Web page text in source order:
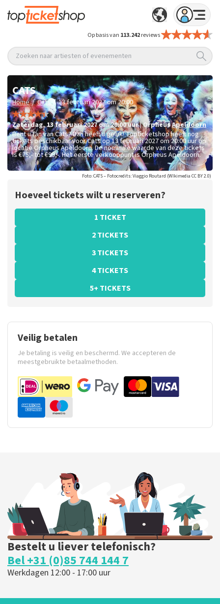
Op basis van 113.242reviews
Zoeken naar artiesten of evenementen
CATS
Home / Cats / 13 februari 2027 om 20:00
zaterdag,13 februari 2027 om 20:00uur|OrpheusApeldoorn
Bent u fan van Cats? Dan heeft u geluk! Topticketshop heeft nog
tickets beschikbaar voor Cats op 13 februari 2027 om 20:00 uur op
locatie Orpheus Apeldoorn. De nominale waarde van deze tickets
is€75,- tot €99,-. Het eerste verkooppunt is Orpheus Apeldoorn.
Foto: CATS – Fotocredits: Viaggio Routard (WIkimedia CC BY 2.0)
Hoeveel tickets wilt u reserveren?
1 TICKET
2 TICKETS
3 TICKETS
4 TICKETS
5+ TICKETS
Veilig betalen
Je betaling is veilig en beschermd. We accepteren de
meestgebruikte betaalmethoden.
Bestelt u liever telefonisch?
Bel +31 (0)85 744 144 7
Werkdagen 12:00 - 17:00 uur